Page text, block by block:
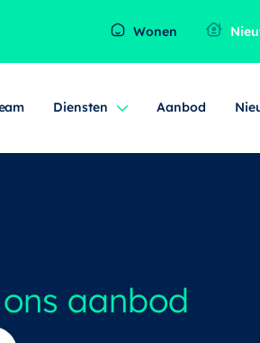
Wonen
Diensten Aanbod
aanbod